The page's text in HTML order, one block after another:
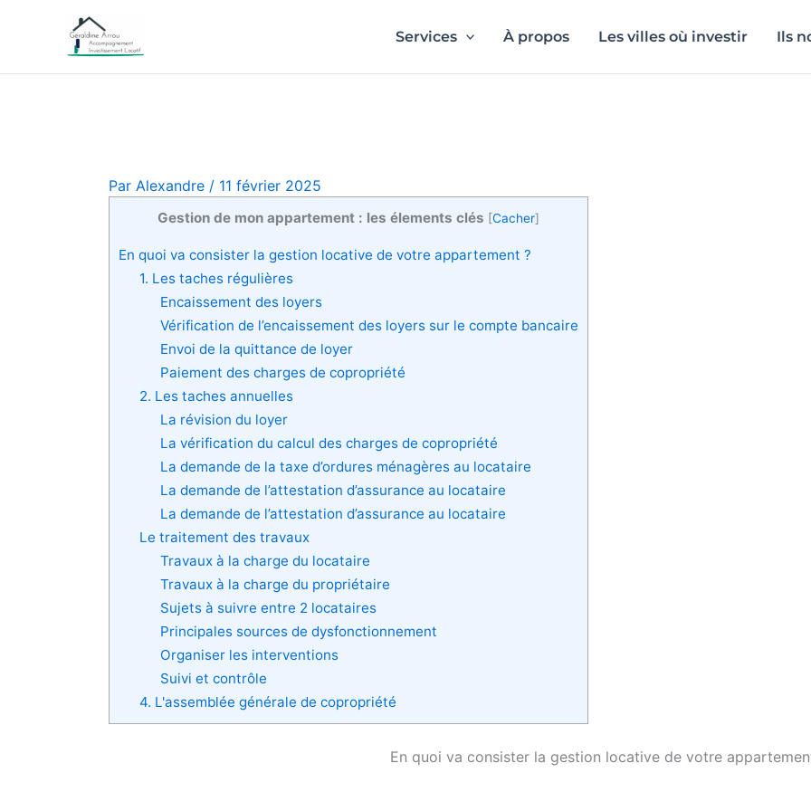
Services À propos Les villes où investir Ils
Par Alexandre / 11 février 2025
Gestion de mon appartement : les élements clés [Cacher]
En quoi va consister la gestion locative de votre appartement ?
1. Les taches régulières
Encaissement des loyers
Vérification de l’encaissement des loyers sur le compte bancaire
Envoi de la quittance de loyer
Paiement des charges de copropriété
2. Les taches annuelles
La révision du loyer
La vérification du calcul des charges de copropriété
La demande de la taxe d’ordures ménagères au locataire
La demande de l’attestation d’assurance au locataire
La demande de l’attestation d’assurance au locataire
Le traitement des travaux
Travaux à la charge du locataire
Travaux à la charge du propriétaire
Sujets à suivre entre 2 locataires
Principales sources de dysfonctionnement
Organiser les interventions
Suivi et contrôle
4. L'assemblée générale de copropriété​
En quoi va consister la gestion locative de votre